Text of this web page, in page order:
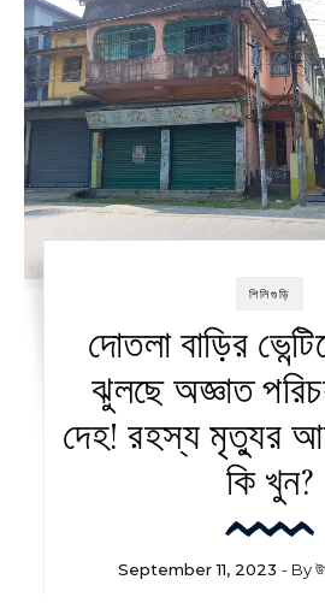
শিলিগুড়ি
দোতলা বাড়ির
ঝুলছে অজ্ঞাত
দেহ! রহস্য মৃত্যুর
কি খুন?
September 11, 2023 - By